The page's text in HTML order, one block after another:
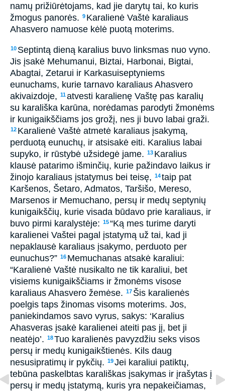
namų prižiūrėtojams, kad jie darytų tai, ko kuris
žmogus panorės. 9 Karalienė Vaštė karaliaus
Ahasvero namuose kėlė puotą moterims.
10 Septintą dieną karalius buvo linksmas nuo vyno.
Jis įsakė Mehumanui, Biztai, Harbonai, Bigtai,
Abagtai, Zetarui ir Karkasui­septyniems
eunuchams, kurie tarnavo karaliaus Ahasvero
akivaizdoje, 11atvesti karalienę Vaštę pas karalių
su karališka karūna, norėdamas parodyti žmonėms
ir kunigaikščiams jos grožį, nes ji buvo labai graži.
12 Karalienė Vaštė atmetė karaliaus įsakymą,
perduotą eunuchų, ir atsisakė eiti. Karalius labai
supyko, ir rūstybė užsidegė jame. 13 Karalius
klausė patarimo išminčių, kurie pažindavo laikus ir
žinojo karaliaus įstatymus bei teisę, 14taip pat
Karšenos, Šetaro, Admatos, Taršišo, Mereso,
Marsenos ir Memuchano, persų ir medų septynių
kunigaikščių, kurie visada būdavo prie karaliaus, ir
buvo pirmi karalystėje: 15“Ką mes turime daryti
karalienei Vaštei pagal įstatymą už tai, kad ji
nepaklausė karaliaus įsakymo, perduoto per
eunuchus?” 16 Memuchanas atsakė karaliui:
“Karalienė Vaštė nusikalto ne tik karaliui, bet
visiems kunigaikščiams ir žmonėms visose
karaliaus Ahasvero žemėse. 17 Šis karalienės
poelgis taps žinomas visoms moterims. Jos,
paniekindamos savo vyrus, sakys: ‘Karalius
Ahasveras įsakė karalienei ateiti pas jį, bet ji
neatėjo’. 18Tuo karalienės pavyzdžiu seks visos
persų ir medų kunigaikštienės. Kils daug
nesusipratimų ir pykčių. 19Jei karaliui patiktų,
tebūna paskelbtas karališkas įsakymas ir įrašytas į
persų ir medų įstatymą, kuris yra nepakeičiamas,